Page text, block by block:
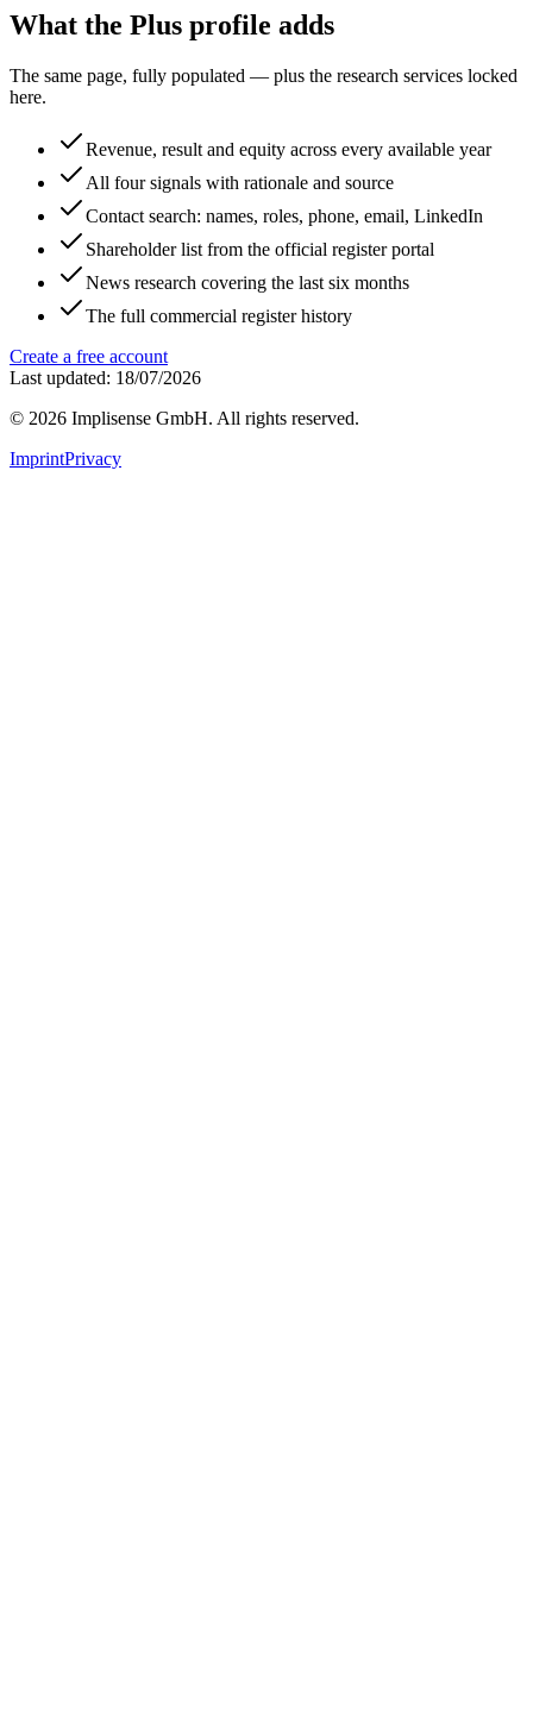
What the Plus profile adds
The same page, fully populated — plus the research services locked
here.
Revenue, result and equity across every available year
All four signals with rationale and source
Contact search: names, roles, phone, email, LinkedIn
Shareholder list from the official register portal
News research covering the last six months
The full commercial register history
Create a free account
Last updated: 18/07/2026
© 2026 Implisense GmbH. All rights reserved.
ImprintPrivacy